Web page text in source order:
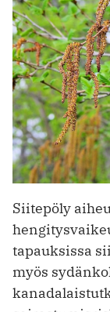
Siitepöly
tapauksissa
myös